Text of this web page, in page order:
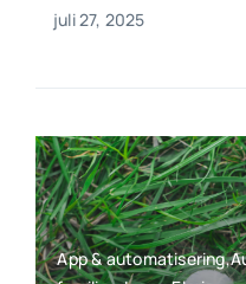
juli 27, 2025
App &